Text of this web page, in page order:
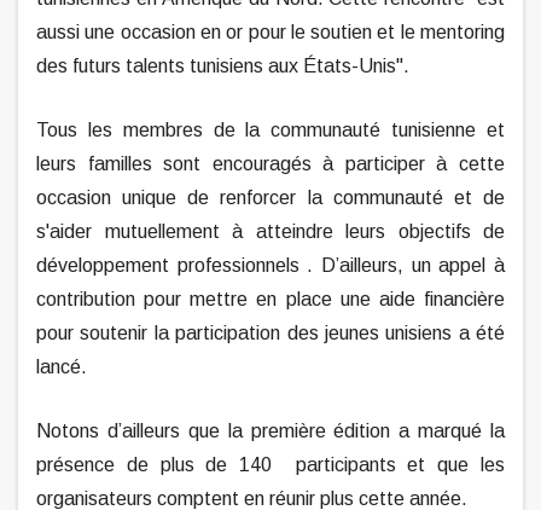
aussi une occasion en or pour le soutien et le mentoring
des futurs talents tunisiens aux États-Unis".
Tous les membres de la communauté tunisienne et
leurs familles sont encouragés à participer à cette
occasion unique de renforcer la communauté et de
s'aider mutuellement à atteindre leurs objectifs de
développement professionnels . D’ailleurs, un appel à
contribution pour mettre en place une aide financière
pour soutenir la participation des jeunes unisiens a été
lancé.
Notons d’ailleurs que la première édition a marqué la
présence de plus de 140 participants et que les
organisateurs comptent en réunir plus cette année.